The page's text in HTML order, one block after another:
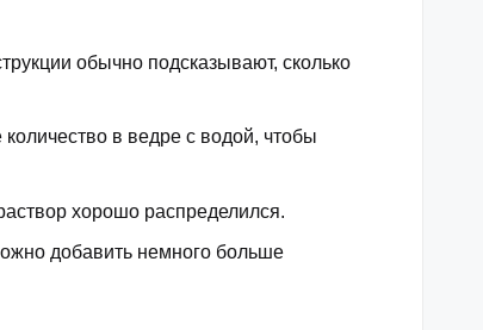
обычно подсказывают, сколько
в ведре с водой, чтобы
хорошо распределился.
добавить немного больше